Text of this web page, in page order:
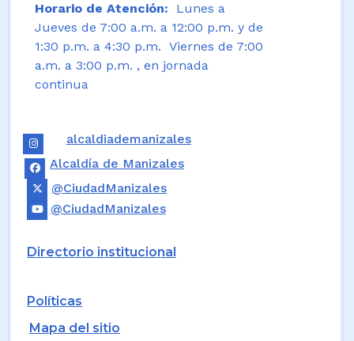
Horario de Atención: Lunes a
Jueves de 7:00 a.m. a 12:00 p.m. y de
1:30 p.m. a 4:30 p.m. Viernes de 7:00
a.m. a 3:00 p.m. , en jornada
continua
alcaldiademanizales
Alcaldía de Manizales
@CiudadManizales
@CiudadManizales
Directorio institucional
Políticas
Mapa del sitio